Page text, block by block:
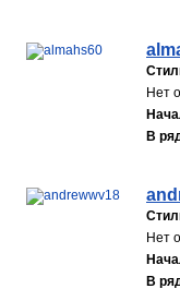
Нет
В
Нет
В